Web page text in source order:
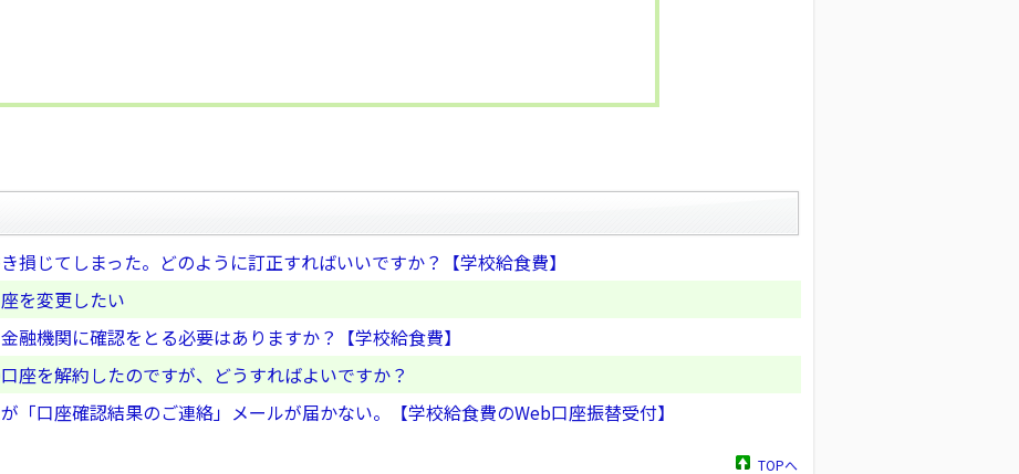
損じてしまった。どのように訂正すればいいですか？【学校給食費】
を変更したい
融機関に確認をとる必要はありますか？【学校給食費】
座を解約したのですが、どうすればよいですか？
「口座確認結果のご連絡」メールが届かない。【学校給食費のWeb口座振替受付】
TOPへ